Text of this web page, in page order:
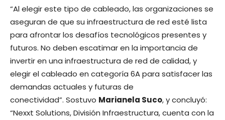
“Al elegir este tipo de cableado, las organizaciones se
aseguran de que su infraestructura de red esté lista
para afrontar los desafíos tecnológicos presentes y
futuros. No deben escatimar en la importancia de
invertir en una infraestructura de red de calidad, y
elegir el cableado en categoría 6A para satisfacer las
demandas actuales y futuras de
conectividad”. Sostuvo Marianela Suco, y concluyó:
“Nexxt Solutions, División Infraestructura, cuenta con la